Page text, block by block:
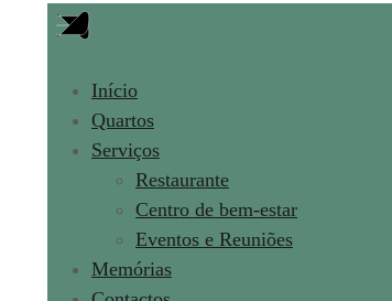
Início
Quartos
Serviços
Restaurante
Centro de bem-estar
Eventos e Reuniões
Memórias